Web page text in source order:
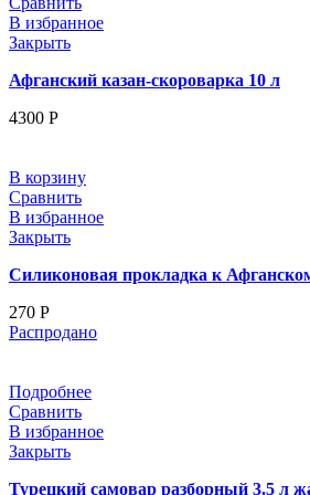
В избранное
Закрыть
Афганский казан-скороварка 10 л
4300 Р
В корзину
Сравнить
В избранное
Закрыть
Силиконовая прокладка к
270 Р
Распродано
Подробнее
Сравнить
В избранное
Закрыть
Турецкий самовар разборный 3.5 л